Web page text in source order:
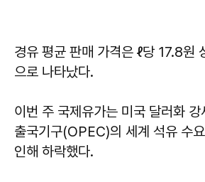
경유 평균 판매 가격은 ℓ당 17.8원
으로 나타났다.
이번 주 국제유가는 미국 달러화
출국기구(OPEC)의 세계 석유 수
인해 하락했다.